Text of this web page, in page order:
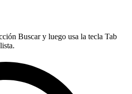
Buscar y luego usa la tecla Tab